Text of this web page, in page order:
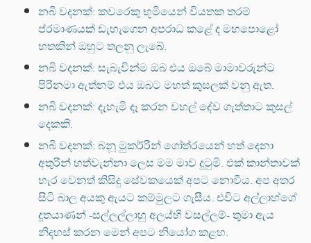
නබි වදනක්: කවරෙකු භූමියෙන් වියතක තරම්
ප්රමාණයක් ඩැහැගෙන අපරාධ කළේ ද මහපොළෝ
හතකින් ඔහුට තලනු ලැබේ.
නබි වදනක්: සැබැවින්ම ඔබ එය ඔබේ මාමාවරුන්ට
පිරිනමා ඇත්නම් එය ඔබට මහත් කුසලක් වනු ඇත.
නබි වදනක්: දැහැමි දෑ කරන වහල් දේව ගැත්තාට කුසල්
දෙකකි.
නබි වදනක්: බනූ මුකර්රින් ගෝත්රයෙන් හත් දෙනා
අතුරින් හත්වැන්නා ලෙස මම මාව දුටුමි. එක් කාන්තාවක්
හැර වෙනත් කිසිදු සේවකයෙක් අපට නොවීය. අප අතර
සිටි බාල අයකු ඇයට කම්මුලට ගැසීය. එවිට අල්ලාහ්ගේ
දූතයාණන් -සල්ලල්ලාහු අලය්හි වසල්ලම්- තුමා ඇය
නිදහස් කරන මෙන් අපට නියෝග කළහ.